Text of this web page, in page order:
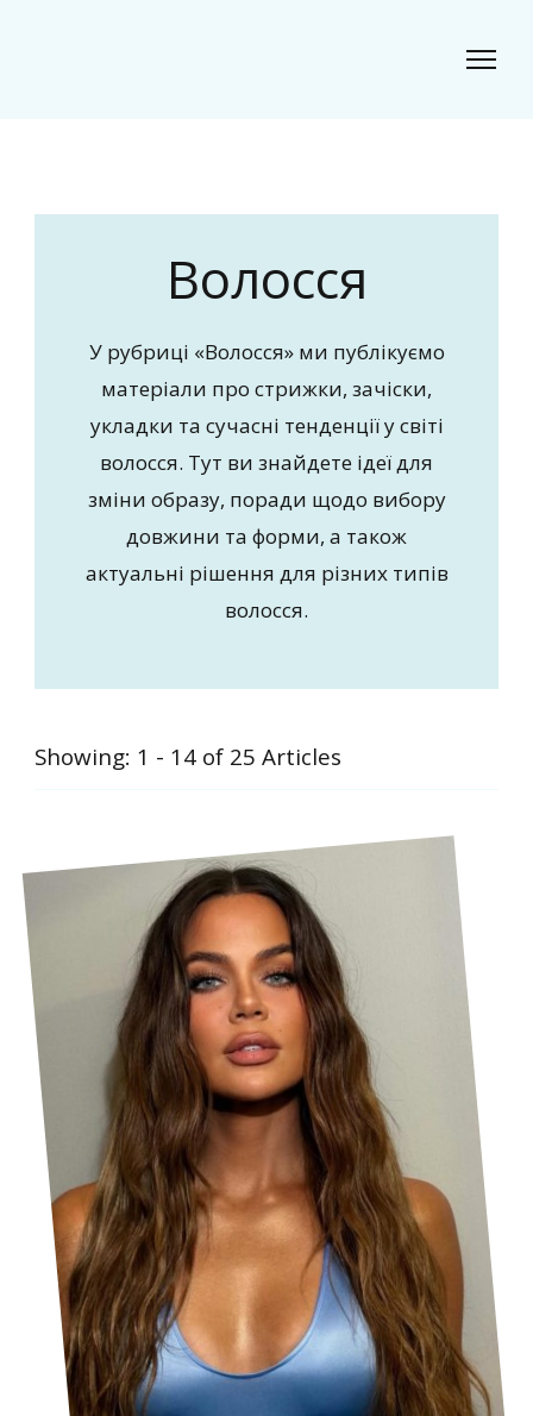
Волосся
У рубриці «Волосся» ми публікуємо
матеріали про стрижки, зачіски,
укладки та сучасні тенденції у світі
волосся. Тут ви знайдете ідеї для
зміни образу, поради щодо вибору
довжини та форми, а також
актуальні рішення для різних типів
волосся.
Showing: 1 - 14 of 25 Articles